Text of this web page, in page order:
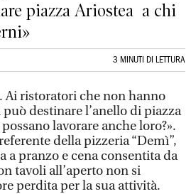
piazza Ariostea a chi
3 MINUTI DI LETTURA
Ai ristoratori che non hanno
destinare l’anello di piazza
lavorare anche loro?».
della pizzeria “Demì”,
a pranzo e cena consentita da
tavoli all’aperto non si
perdita per la sua attività.